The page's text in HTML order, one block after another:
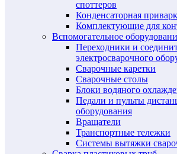
споттеров
Конденсаторная
Комплектующие для
Вспомогательное
Переходники и
электросварочного
Сварочные каретки
Сварочные столы
Блоки водяного
Педали и пульты
оборудования
Вращатели
Транспортные тележки
Системы вытяжки